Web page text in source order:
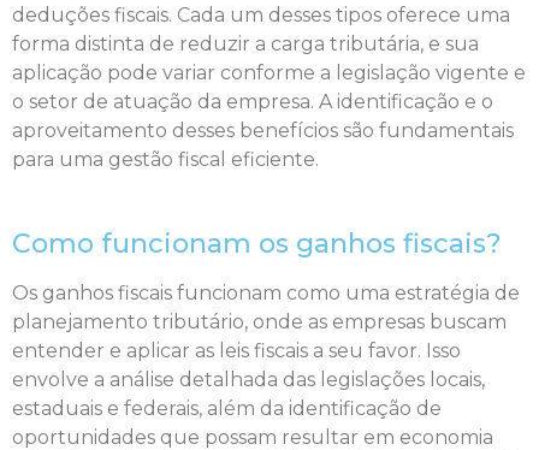
deduções fiscais. Cada um desses tipos oferece uma
forma distinta de reduzir a carga tributária, e sua
aplicação pode variar conforme a legislação vigente e
o setor de atuação da empresa. A identificação e o
aproveitamento desses benefícios são fundamentais
para uma gestão fiscal eficiente.
Como funcionam os ganhos fiscais?
Os ganhos fiscais funcionam como uma estratégia de
planejamento tributário, onde as empresas buscam
entender e aplicar as leis fiscais a seu favor. Isso
envolve a análise detalhada das legislações locais,
estaduais e federais, além da identificação de
oportunidades que possam resultar em economia